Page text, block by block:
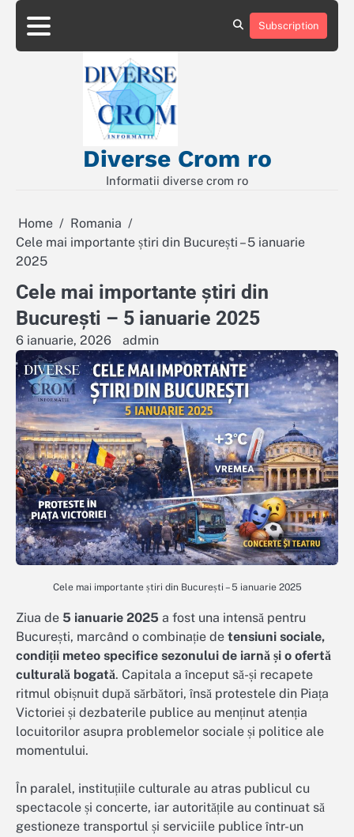
Skip
content
Contact
Politică
Subscription
Diverse Crom ro
Informatii diverse crom ro
Home
Romania
Cele mai importante știri din București – 5 ianuarie
2025
Cele mai importante știri din
București – 5 ianuarie 2025
6 ianuarie, 2026 admin
Cele mai importante știri din București – 5 ianuarie 2025
Ziua de 5 ianuarie 2025 a fost una intensă pentru
București, marcând o combinație de tensiuni sociale,
condiții meteo specifice sezonului de iarnă și o ofertă
culturală bogată. Capitala a început să-și recapete
ritmul obișnuit după sărbători, însă protestele din Piața
Victoriei și dezbaterile publice au menținut atenția
locuitorilor asupra problemelor sociale și politice ale
momentului.
În paralel, instituțiile culturale au atras publicul cu
spectacole și concerte, iar autoritățile au continuat să
gestioneze transportul și serviciile publice într-un